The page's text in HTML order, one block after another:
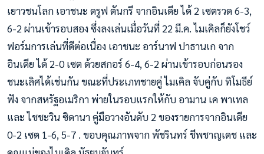
เยาวชนโลก เอาชนะ ดรูฟ ตันกรี จากอินเดีย ได้ 2 เซตรวด 6-3,
6-2 ผ่านเข้ารอบสอง ซึ่งลงเล่นเมื่อวันที่ 22 มี.ค. ไมเคิลก็ยังโชว์
ฟอร์มการเล่นที่ดีต่อเนื่อง เอาชนะ อาร์นาฟ ปาธานเก จาก
อินเดีย ได้ 2-0 เซต ด้วยสกอร์ 6-4, 6-2 ผ่านเข้ารอบก่อนรอง
ชนะเลิศได้เช่นกัน ขณะที่ประเภทชายคู่ ไมเคิล จับคู่กับ ทิโมธีย์
ฟัง จากสหรัฐอเมริกา พ่ายในรอบแรกให้กับ อามาน เค พาเทล
และ ไชชะวิน ซิดานา คู่มือวางอันดับ 2 ของรายการจากอินเดีย
0-2 เซต 1-6, 5-7 . ขอบคุณภาพจาก พัชรินทร์ ชีพชาญเดช และ